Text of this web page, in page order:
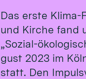
Das erste
und Kirche fand
„So­zial-
gust 2023 im
statt. Den